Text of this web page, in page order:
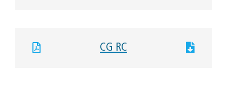
CG RC